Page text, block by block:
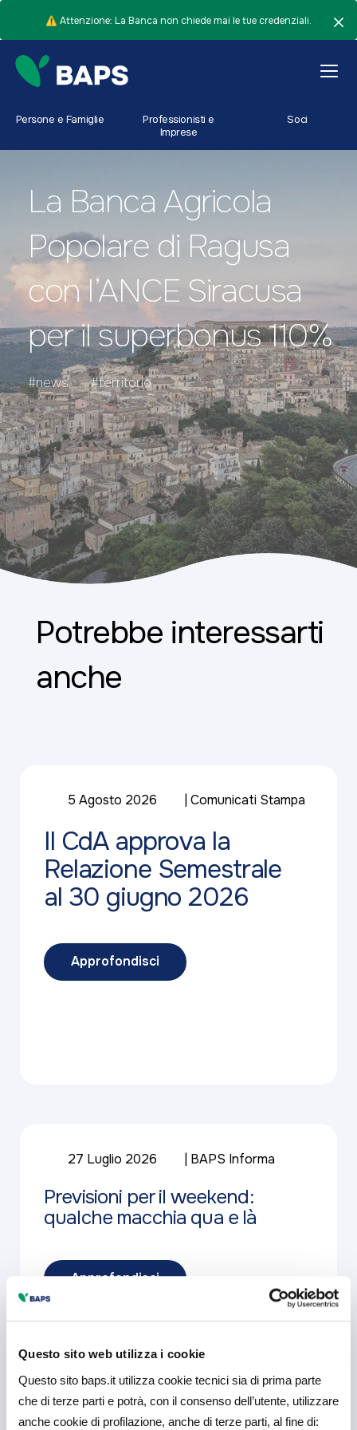
Questo sito web utilizza i cookie
Questo sito baps.it utilizza cookie tecnici sia di prima parte
che di terze parti e potrà, con il consenso dell’utente, utilizzare
anche cookie di profilazione, anche di terze parti, al fine di:
⚠️ Attenzione: La Banca non chiede mai le tue credenziali.
Persone e Famiglie
Professionisti e
Imprese
Soci
La Banca Agricola
Popolare di Ragusa
con l’ANCE Siracusa
per il superbonus 110%
#news #territorio
Potrebbe interessarti
anche
5 Agosto 2026 Comunicati Stampa
Il CdA approva la
Relazione Semestrale
al 30 giugno 2026
Approfondisci
27 Luglio 2026 BAPS Informa
Previsioni per il weekend:
qualche macchia qua e là
Approfondisci
23 Giugno 2026